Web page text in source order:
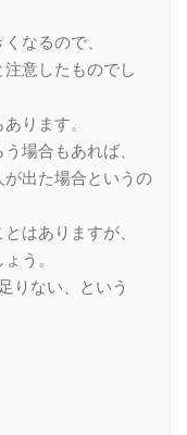
なるので、
意したものでし
ります。
場合もあれば、
出た場合というの
はありますが、
う。
りない、という